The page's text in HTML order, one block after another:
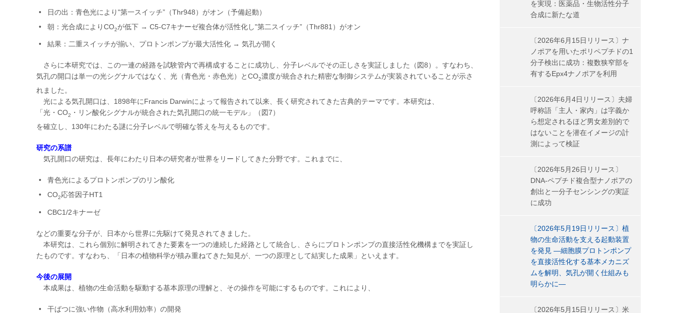
日の出：青色光により"第一スイッチ”（Thr948）がオン（予備起動）
朝：光合成によりCO2が低下 → C5-C7キナーゼ複合体が活性化し"第二スイッチ”（Thr881）がオン
結果：二重スイッチが揃い、プロトンポンプが最大活性化 → 気孔が開く
さらに本研究では、この一連の経路を試験管内で再構成することに成功し、分子レベルでその正しさを実証しました（図8）。すなわち、
気孔の開口は単一の光シグナルではなく、光（青色光・赤色光）とCO2濃度が統合された精密な制御システムが実装されていることが示さ
れました。
光による気孔開口は、1898年にFrancis Darwinによって報告されて以来、長く研究されてきた古典的テーマです。本研究は、
「光・CO2
・リン酸化シグナルが統合された気孔開口の統一モデル」（図7）
を確立し、130年にわたる謎に分子レベルで明確な答えを与えるものです。
研究の系譜
気孔開口の研究は、長年にわたり日本の研究者が世界をリードしてきた分野です。これまでに、
青色光によるプロトンポンプのリン酸化
CO2応答因子HT1
CBC1/2キナーゼ
などの重要な分子が、日本から世界に先駆けて発見されてきました。
本研究は、これら個別に解明されてきた要素を一つの連続した経路として統合し、さらにプロトンポンプの直接活性化機構までを実証し
たものです。すなわち、「日本の植物科学が積み重ねてきた知見が、一つの原理として結実した成果」といえます。
今後の展開
本成果は、植物の生命活動を駆動する基本原理の理解と、その操作を可能にするものです。これにより、
干ばつに強い作物（高水利用効率）の開発
を実現：医薬品・生物活性分子
合成に新たな道
〔2026年6月15日リリース〕ナ
ノポアを用いたポリペプチドの1
分子検出に成功：複数狭窄部を
有するEpx4ナノポアを利用
〔2026年6月4日リリース〕夫婦
呼称語「主人・家内」は字義か
ら想定されるほど男女差別的で
はないことを潜在イメージの計
測によって検証
〔2026年5月26日リリース〕
DNA-ペプチド複合型ナノポアの
創出と一分子センシングの実証
に成功
〔2026年5月19日リリース〕植
物の生命活動を支える起動装置
を発見 ―細胞膜プロトンポンプ
を直接活性化する基本メカニズ
ムを解明、気孔が開く仕組みも
明らかに―
〔2026年5月15日リリース〕米